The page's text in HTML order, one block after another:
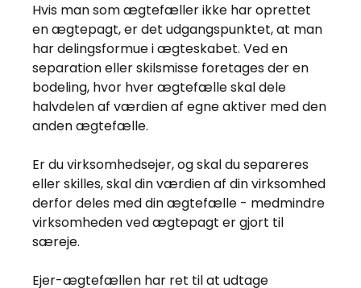
Hvis man som ægtefæller ikke har oprettet
en ægtepagt, er det udgangspunktet, at man
har delingsformue i ægteskabet. Ved en
separation eller skilsmisse foretages der en
bodeling, hvor hver ægtefælle skal dele
halvdelen af værdien af egne aktiver med den
anden ægtefælle.
Er du virksomhedsejer, og skal du separeres
eller skilles, skal din værdien af din virksomhed
derfor deles med din ægtefælle - medmindre
virksomheden ved ægtepagt er gjort til
særeje.
Ejer-ægtefællen har ret til at udtage